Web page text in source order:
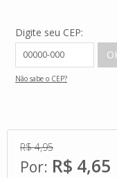
Digite seu CEP:
Não sabe o CEP?
R$ 4,95
R$ 4,65